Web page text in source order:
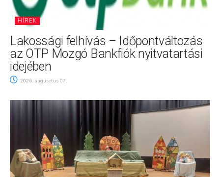
HÍREK
Lakossági felhívás – Időpontváltozás
az OTP Mozgó Bankfiók nyitvatartási
idejében
2026. augusztus 07.